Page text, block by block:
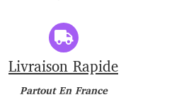
Livraison Rapide
Partout En France